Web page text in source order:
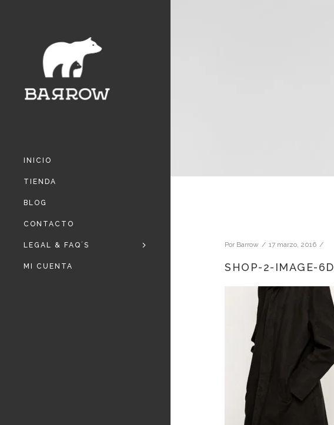
INICIO
TIENDA
BLOG
CONTACTO
LEGAL & FAQ´S
MI CUENTA
Por Barrow 17 marzo, 2016
SHOP-2-IMAGE-6D